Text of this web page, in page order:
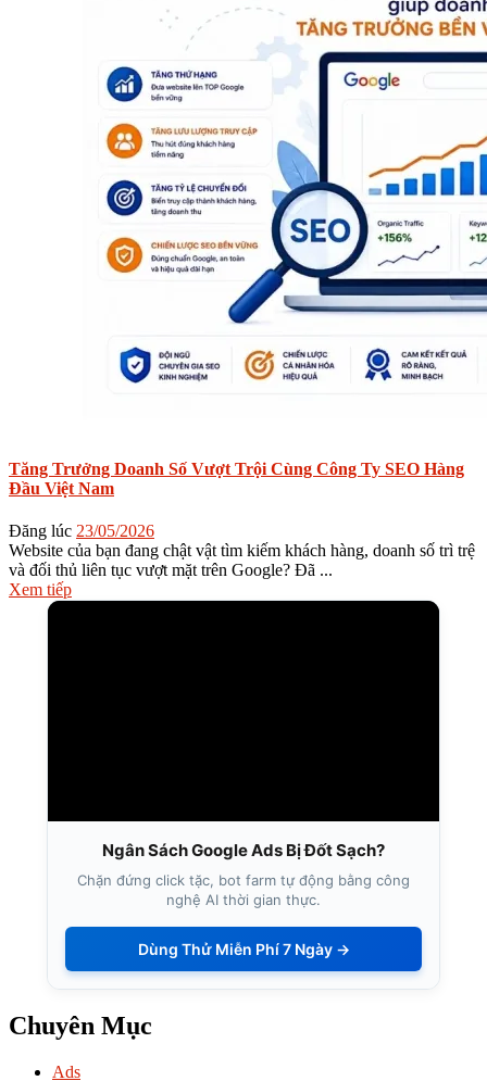
Tăng Trưởng Doanh Số Vượt Trội Cùng Công Ty SEO Hàng
Đầu Việt Nam
Đăng lúc 23/05/2026
Website của bạn đang chật vật tìm kiếm khách hàng, doanh số trì trệ
và đối thủ liên tục vượt mặt trên Google? Đã ...
Xem tiếp
Ngân Sách Google Ads Bị Đốt Sạch?
Chặn đứng click tặc, bot farm tự động bằng công
nghệ AI thời gian thực.
Dùng Thử Miễn Phí 7 Ngày →
Chuyên Mục
Ads